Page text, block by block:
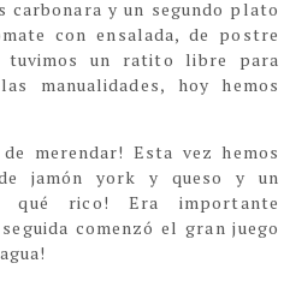
carbonara y un segundo plato
con ensalada, de postre
tuvimos un ratito libre para
manualidades, hoy hemos
merendar! Esta vez hemos
jamón york y queso y un
qué rico! Era importante
comenzó el gran juego
!